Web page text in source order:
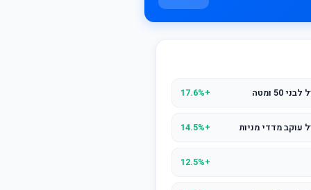
ומטה +17.6%
עוקב מדדי מניות +14.5%
+12.5%